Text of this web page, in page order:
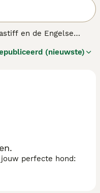
en de Engelse
(nieuwste)
perfecte hond: